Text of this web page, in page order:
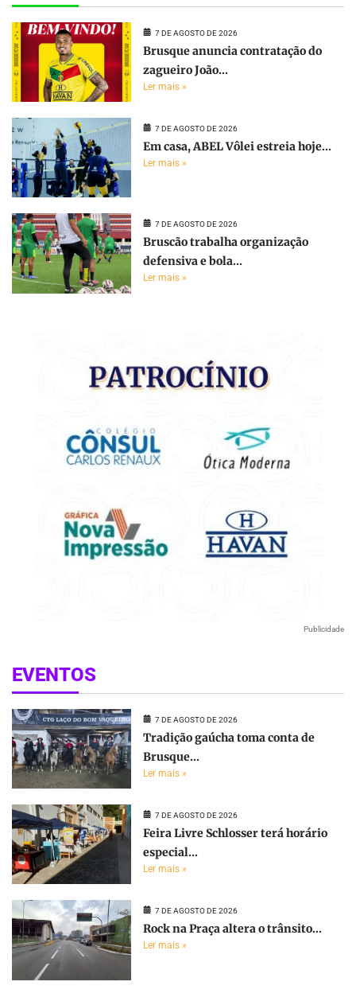
7 DE AGOSTO DE 2026
Brusque anuncia contratação do
zagueiro João...
Ler mais »
7 DE AGOSTO DE 2026
Em casa, ABEL Vôlei estreia hoje...
Ler mais »
7 DE AGOSTO DE 2026
Bruscão trabalha organização
defensiva e bola...
Ler mais »
Publicidade
EVENTOS
7 DE AGOSTO DE 2026
Tradição gaúcha toma conta de
Brusque...
Ler mais »
7 DE AGOSTO DE 2026
Feira Livre Schlosser terá horário
especial...
Ler mais »
7 DE AGOSTO DE 2026
Rock na Praça altera o trânsito...
Ler mais »